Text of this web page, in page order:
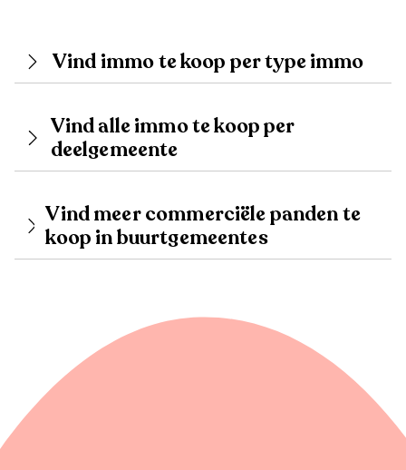
Vind immo te koop per type immo
Vind alle immo te koop per
deelgemeente
Vind meer commerciële panden te
koop in buurtgemeentes